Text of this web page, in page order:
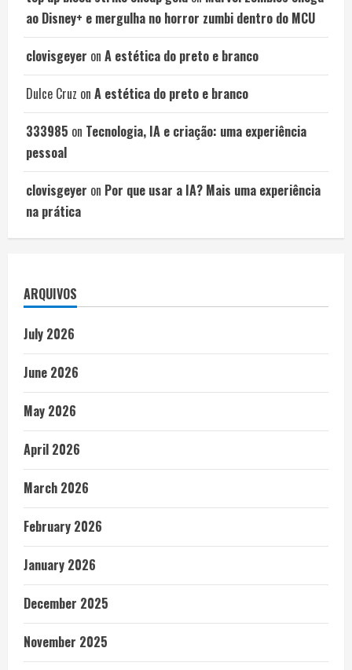
ao Disney+ e mergulha no horror zumbi dentro do MCU
clovisgeyer on A estética do preto e branco
Dulce Cruz on A estética do preto e branco
333985 on Tecnologia, IA e criação: uma experiência
pessoal
clovisgeyer on Por que usar a IA? Mais uma experiência
na prática
ARQUIVOS
July 2026
June 2026
May 2026
April 2026
March 2026
February 2026
January 2026
December 2025
November 2025